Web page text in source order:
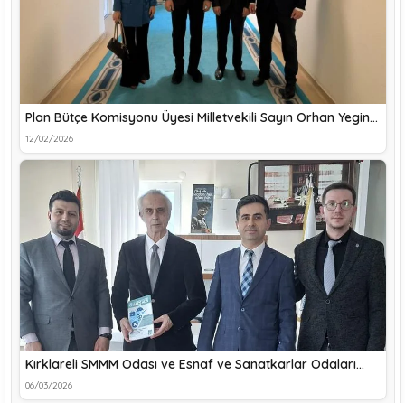
Plan Bütçe Komisyonu Üyesi Milletvekili Sayın Orhan Yegin…
12/02/2026
Kırklareli SMMM Odası ve Esnaf ve Sanatkarlar Odaları…
06/03/2026